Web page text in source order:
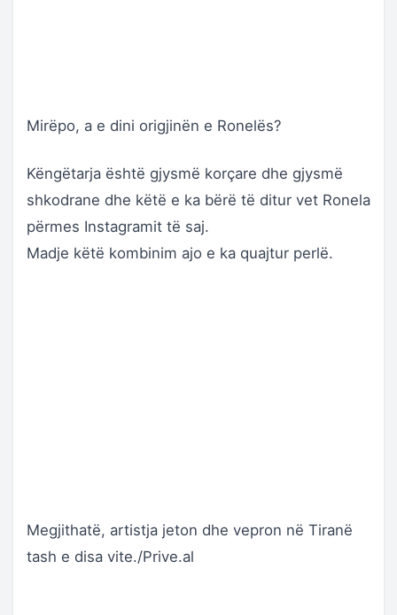
Mirëpo, a e dini origjinën e Ronelës?
Këngëtarja është gjysmë korçare dhe gjysmë
shkodrane dhe këtë e ka bërë të ditur vet Ronela
përmes Instagramit të saj.
Madje këtë kombinim ajo e ka quajtur perlë.
Megjithatë, artistja jeton dhe vepron në Tiranë
tash e disa vite./Prive.al